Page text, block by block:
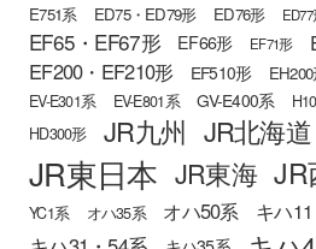
E751系 ED75・ED79形 ED76形
EF65・EF67形 EF66形 EF71形
EF200・EF210形
EF510形
EV-E301系 EV-E801系 GV-E400系
HD300形 JR九州 JR北海道
JR東日本 JR東海 JR
YC1系 オハ35系 オハ50系 キハ